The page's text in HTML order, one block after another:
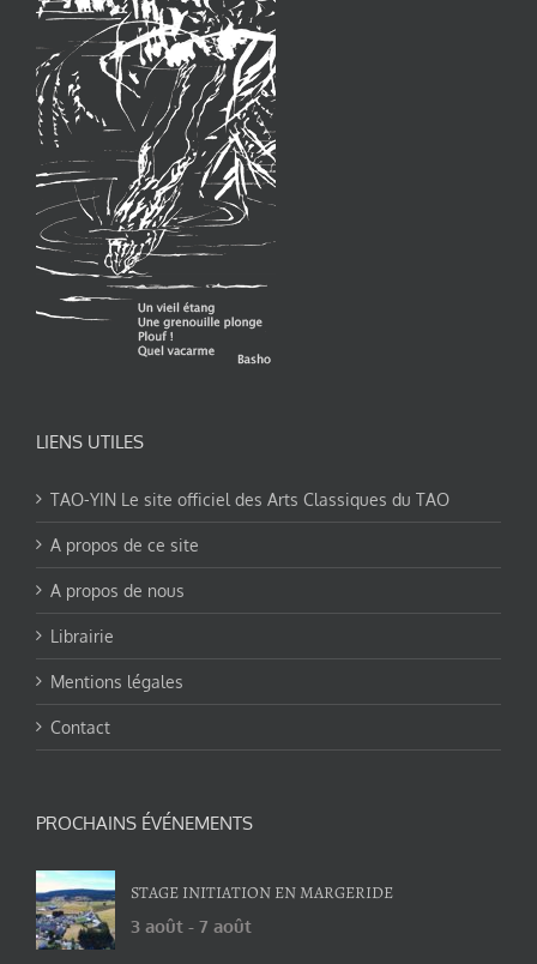
LIENS UTILES
TAO-YIN Le site officiel des Arts Classiques du TAO
A propos de ce site
A propos de nous
Librairie
Mentions légales
Contact
PROCHAINS ÉVÉNEMENTS
STAGE INITIATION EN MARGERIDE
3 août - 7 août